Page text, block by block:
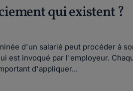
qui existent ?
d'un salarié peut procéder à
est invoqué par l'employeur.
d'appliquer...